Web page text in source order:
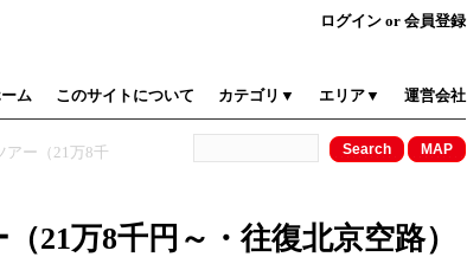
ログイン or 会員登録
ム
このサイトについて カテゴリ▼ エリア▼ 運営会社
アー（21万8千
21万8千円～・往復北京空路）